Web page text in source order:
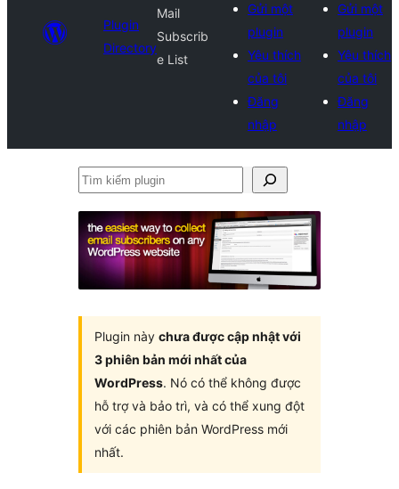
Plugin
Directory
Mail
Subscrib
e List
Gửi một
plugin
Yêu thích
của tôi
Đăng
nhập
Gửi một
plugin
Yêu thích
của tôi
Đăng
nhập
Tìm
plugin
Plugin này chưa được cập nhật với
3 phiên bản mới nhất của
WordPress. Nó có thể không được
hỗ trợ và bảo trì, và có thể xung đột
với các phiên bản WordPress mới
nhất.